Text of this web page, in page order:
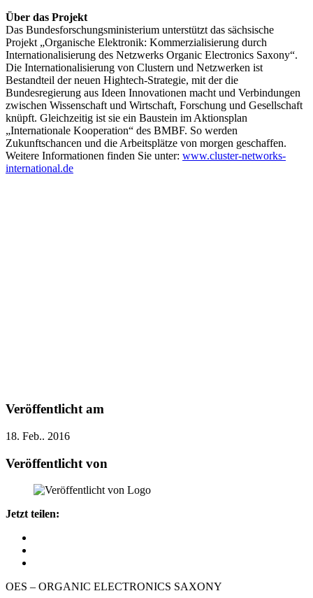
Über das Projekt
Das Bundesforschungsministerium unterstützt das sächsische
Projekt „Organische Elektronik: Kommerzialisierung durch
Internationalisierung des Netzwerks Organic Electronics Saxony“.
Die Internationalisierung von Clustern und Netzwerken ist
Bestandteil der neuen Hightech-Strategie, mit der die
Bundesregierung aus Ideen Innovationen macht und Verbindungen
zwischen Wissenschaft und Wirtschaft, Forschung und Gesellschaft
knüpft. Gleichzeitig ist sie ein Baustein im Aktionsplan
„Internationale Kooperation“ des BMBF. So werden
Zukunftschancen und die Arbeitsplätze von morgen geschaffen.
Weitere Informationen finden Sie unter: www.cluster-networks-
international.de
Veröffentlicht am
18. Feb.. 2016
Veröffentlicht von
Jetzt teilen:
OES – ORGANIC ELECTRONICS SAXONY